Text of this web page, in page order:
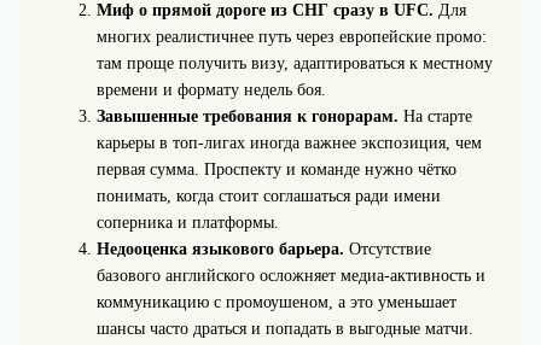
Миф о прямой дороге из СНГ сразу в UFC. Для
многих реалистичнее путь через европейские промо:
там проще получить визу, адаптироваться к местному
времени и формату недель боя.
Завышенные требования к гонорарам. На старте
карьеры в топ‑лигах иногда важнее экспозиция, чем
первая сумма. Проспекту и команде нужно чётко
понимать, когда стоит соглашаться ради имени
соперника и платформы.
Недооценка языкового барьера. Отсутствие
базового английского осложняет медиа‑активность и
коммуникацию с промоушеном, а это уменьшает
шансы часто драться и попадать в выгодные матчи.